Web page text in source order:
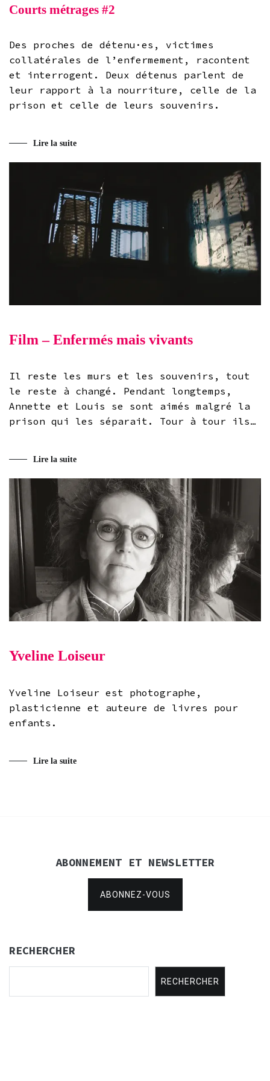
Courts métrages #2
Des proches de détenu·es, victimes
collatérales de l’enfermement, racontent
et interrogent. Deux détenus parlent de
leur rapport à la nourriture, celle de la
prison et celle de leurs souvenirs.
Lire la suite
Film – Enfermés mais vivants
Il reste les murs et les souvenirs, tout
le reste à changé. Pendant longtemps,
Annette et Louis se sont aimés malgré la
prison qui les séparait. Tour à tour ils…
Lire la suite
Yveline Loiseur
Yveline Loiseur est photographe,
plasticienne et auteure de livres pour
enfants.
Lire la suite
ABONNEMENT ET NEWSLETTER
ABONNEZ-VOUS
RECHERCHER
RECHERCHER